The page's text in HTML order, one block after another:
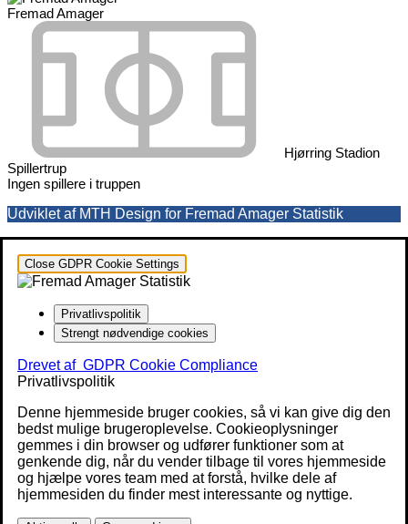
Fremad Amager
Hjørring Stadion
Spillertrup
Ingen spillere i truppen
Udviklet af MTH Design for Fremad Amager Statistik
Close GDPR Cookie Settings
Privatlivspolitik
Strengt nødvendige cookies
Drevet af GDPR Cookie Compliance
Privatlivspolitik
Denne hjemmeside bruger cookies, så vi kan give dig den
bedst mulige brugeroplevelse. Cookieoplysninger
gemmes i din browser og udfører funktioner som at
genkende dig, når du vender tilbage til vores hjemmeside
og hjælpe vores team med at forstå, hvilke dele af
hjemmesiden du finder mest interessante og nyttige.